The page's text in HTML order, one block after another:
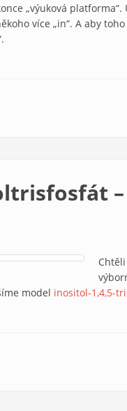
„výuková
více „in“. A aby
–
model inositol-1,4,5-